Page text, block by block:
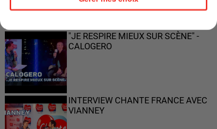
"JE RESPIRE MIEUX SUR SCÈNE" -
CALOGERO
INTERVIEW CHANTE FRANCE AVEC
VIANNEY